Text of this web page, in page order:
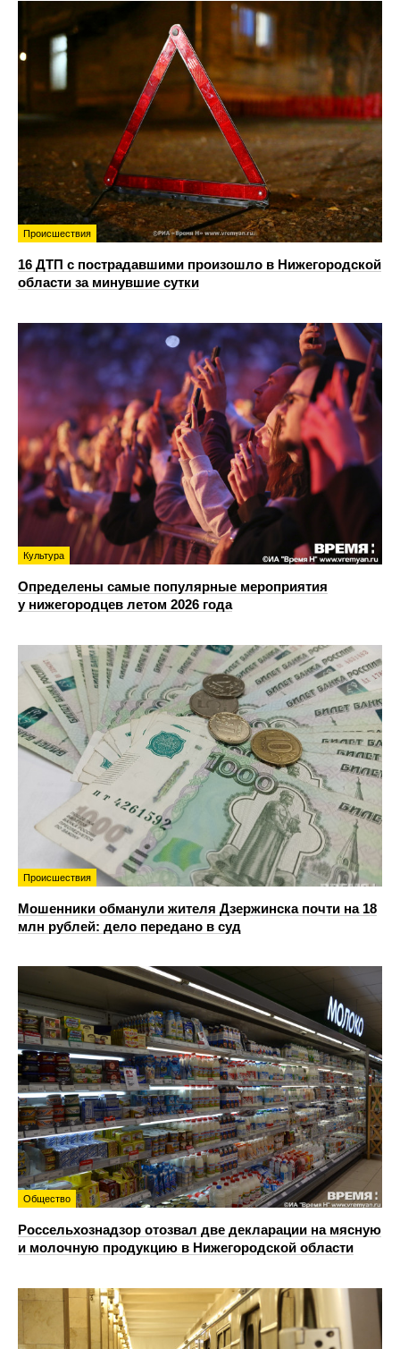
Происшествия
16 ДТП с пострадавшими произошло в Нижегородской
области за минувшие сутки
Культура
Определены самые популярные мероприятия
у нижегородцев летом 2026 года
Происшествия
Мошенники обманули жителя Дзержинска почти на 18
млн рублей: дело передано в суд
Общество
Россельхознадзор отозвал две декларации на мясную
и молочную продукцию в Нижегородской области